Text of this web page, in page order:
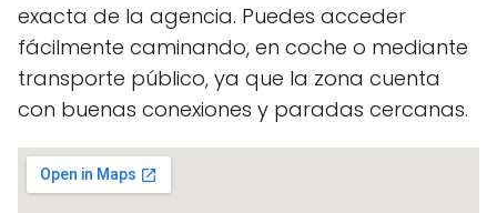
exacta de la agencia. Puedes acceder
fácilmente caminando, en coche o mediante
transporte público, ya que la zona cuenta
con buenas conexiones y paradas cercanas.